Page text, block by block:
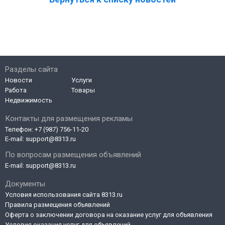
Контакты для размещения рекламы
Телефон: +7 (987) 756-11-20
E-mail: support@8313.ru
По вопросам размещения объявлений
E-mail: support@8313.ru
Документы
Условия использования сайта 8313.ru
Правила размещения объявлений
Оферта о заключении договора на оказание услуг для объявления
Разделы сайта
Новости
Работа
Недвижимость
Услуги
Товары